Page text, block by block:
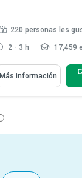
220 personas les
2 - 3 h 17,459
Más información